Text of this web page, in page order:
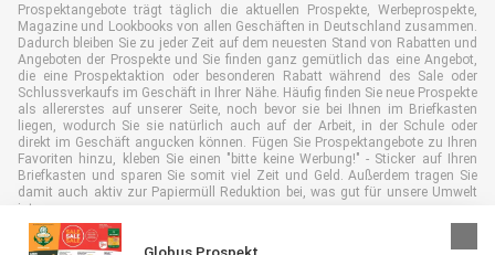
Prospektangebote trägt täglich die aktuellen Prospekte, Werbeprospekte,
Magazine und Lookbooks von allen Geschäften in Deutschland zusammen.
Dadurch bleiben Sie zu jeder Zeit auf dem neuesten Stand von Rabatten und
Angeboten der Prospekte und Sie finden ganz gemütlich das eine Angebot,
die eine Prospektaktion oder besonderen Rabatt während des Sale oder
Schlussverkaufs im Geschäft in Ihrer Nähe. Häufig finden Sie neue Prospekte
als allererstes auf unserer Seite, noch bevor sie bei Ihnen im Briefkasten
liegen, wodurch Sie sie natürlich auch auf der Arbeit, in der Schule oder
direkt im Geschäft angucken können. Fügen Sie Prospektangebote zu Ihren
Favoriten hinzu, kleben Sie einen "bitte keine Werbung!" - Sticker auf Ihren
Briefkasten und sparen Sie somit viel Zeit und Geld. Außerdem tragen Sie
damit auch aktiv zur Papiermüll Reduktion bei, was gut für unsere Umwelt
ist.